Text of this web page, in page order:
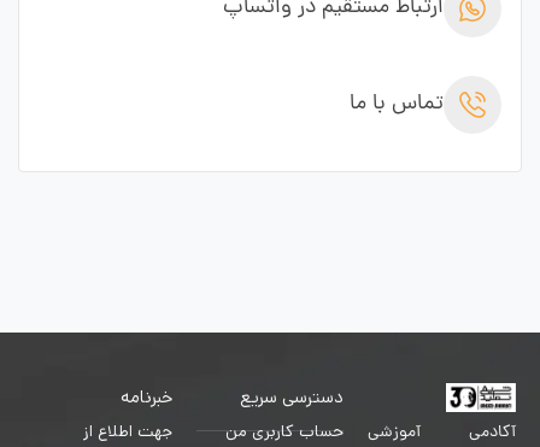
ارتباط مستقیم در واتساپ
تماس با ما
آکادمی آموزشی
دسترسی سریع
حساب کاربری من
خبرنامه
جهت اطلاع از